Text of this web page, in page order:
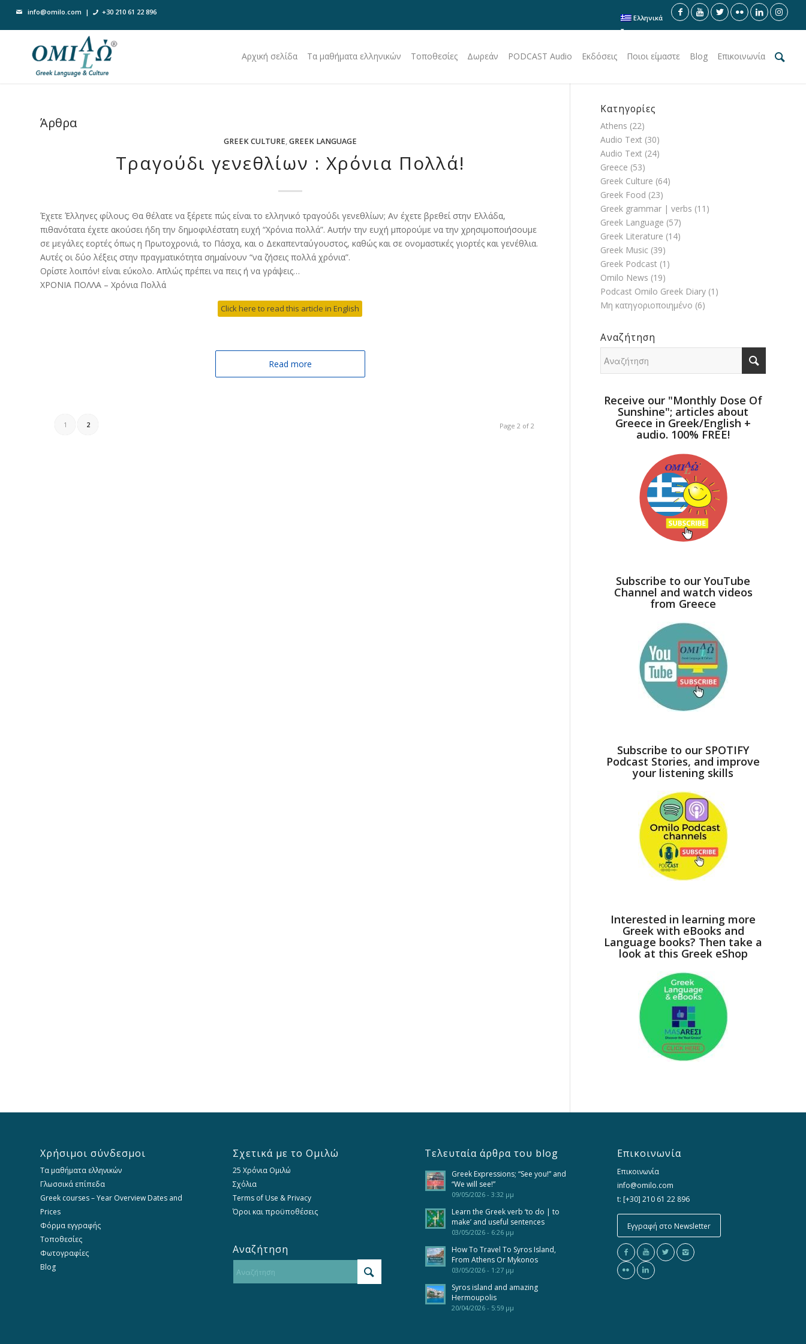
Ελληνικά
info@omilo.com | +30 210 61 22 896
Αρχική σελίδα Τα μαθήματα ελληνικών Τοποθεσίες Δωρεάν PODCAST Audio Εκδόσεις Ποιοι είμαστε Blog Επικοινωνία
Άρθρα
GREEK CULTURE,GREEK LANGUAGE
Τραγούδι γενεθλίων : Χρόνια Πολλά!
Έχετε Έλληνες φίλους; Θα θέλατε να ξέρετε πώς είναι το ελληνικό τραγούδι γενεθλίων; Αν έχετε βρεθεί στην Ελλάδα,
πιθανότατα έχετε ακούσει ήδη την δημοφιλέστατη ευχή “Χρόνια πολλά”. Αυτήν την ευχή μπορούμε να την χρησιμοποιήσουμε
σε μεγάλες εορτές όπως η Πρωτοχρονιά, το Πάσχα, και ο Δεκαπενταύγουστος, καθώς και σε ονομαστικές γιορτές και γενέθλια.
Αυτές οι δύο λέξεις στην πραγματικότητα σημαίνουν “να ζήσεις πολλά χρόνια”.
Ορίστε λοιπόν! είναι εύκολο. Απλώς πρέπει να πεις ή να γράψεις…
ΧΡΟΝΙΑ ΠΟΛΛΑ – Χρόνια Πολλά
Click here to read this article in English
Read more
Page 2 of 2
1 2
Κατηγορίες
Athens (22)
Audio Text (30)
Audio Text (24)
Greece (53)
Greek Culture (64)
Greek Food (23)
Greek grammar | verbs (11)
Greek Language (57)
Greek Literature (14)
Greek Music (39)
Greek Podcast (1)
Omilo News (19)
Podcast Omilo Greek Diary (1)
Μη κατηγοριοποιημένο (6)
Αναζήτηση
Receive our "Monthly Dose Of
Sunshine"; articles about
Greece in Greek/English +
audio. 100% FREE!
Subscribe to our YouTube
Channel and watch videos
from Greece
Subscribe to our SPOTIFY
Podcast Stories, and improve
your listening skills
Interested in learning more
Greek with eBooks and
Language books? Then take a
look at this Greek eShop
Χρήσιμοι σύνδεσμοι
Τα μαθήματα ελληνικών
Γλωσσικά επίπεδα
Greek courses – Year Overview Dates and
Prices
Φόρμα εγγραφής
Τοποθεσίες
Φωτογραφίες
Blog
Σχετικά με το Ομιλώ
25 Χρόνια Ομιλώ
Σχόλια
Terms of Use & Privacy
Όροι και προϋποθέσεις
Αναζήτηση
Τελευταία άρθρα του blog
Greek Expressions; “See you!” and
“We will see!”
09/05/2026 - 3:32 μμ
Learn the Greek verb ‘to do | to
make’ and useful sentences
03/05/2026 - 6:26 μμ
How To Travel To Syros Island,
From Athens Or Mykonos
03/05/2026 - 1:27 μμ
Syros island and amazing
Hermoupolis
20/04/2026 - 5:59 μμ
Επικοινωνία
Επικοινωνία
info@omilo.com
t: [+30] 210 61 22 896
Εγγραφή στο Newsletter